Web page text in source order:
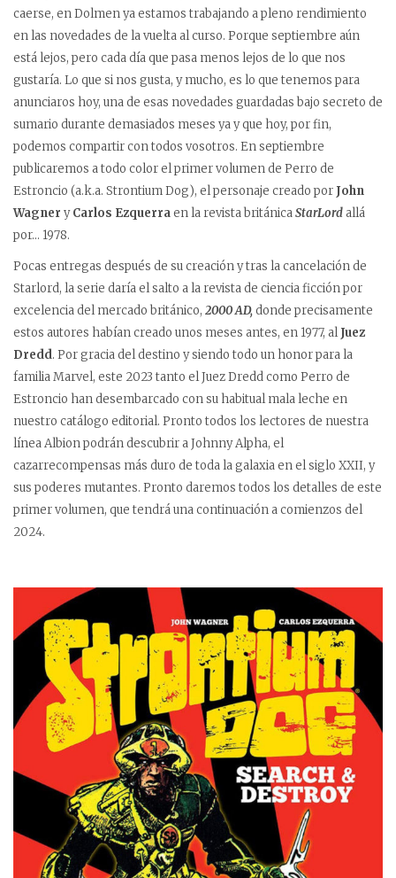
caerse, en Dolmen ya estamos trabajando a pleno rendimiento
en las novedades de la vuelta al curso. Porque septiembre aún
está lejos, pero cada día que pasa menos lejos de lo que nos
gustaría. Lo que si nos gusta, y mucho, es lo que tenemos para
anunciaros hoy, una de esas novedades guardadas bajo secreto de
sumario durante demasiados meses ya y que hoy, por fin,
podemos compartir con todos vosotros. En septiembre
publicaremos a todo color el primer volumen de Perro de
Estroncio (a.k.a. Strontium Dog), el personaje creado por John
Wagner yCarlos Ezquerraen la revista británicaStarLordallá
por… 1978.
Pocas entregas después de su creación y tras la cancelación de
Starlord, la serie daría el salto a la revista de ciencia ficción por
excelencia del mercado británico, 2000 AD, donde precisamente
estos autores habían creado unos meses antes, en 1977, alJuez
Dredd. Por gracia del destino y siendo todo un honor para la
familia Marvel, este 2023 tanto el Juez Dredd como Perro de
Estroncio han desembarcado con su habitual mala leche en
nuestro catálogo editorial. Pronto todos los lectores de nuestra
línea Albion podrán descubrir a Johnny Alpha, el
cazarrecompensas más duro de toda la galaxia en el siglo XXII, y
sus poderes mutantes. Pronto daremos todos los detalles de este
primer volumen, que tendrá una continuación a comienzos del
2024.